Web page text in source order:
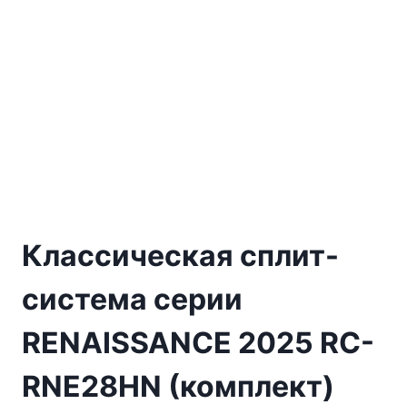
Классическая сплит-
система серии
RENAISSANCE 2025 RC-
RNE28HN (комплект)